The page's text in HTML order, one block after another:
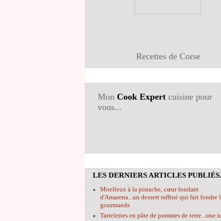
Recettes de Corse
Mon Cook Expert cuisine pour
vous...
LES DERNIERS ARTICLES
Moelleux à la pistache, cœur fondant
d'Amarena...un dessert raffiné qui fait fondre
gourmands
Tartelettes en pâte de pommes de terre...une